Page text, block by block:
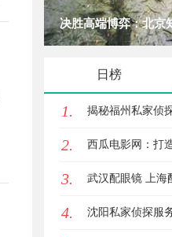
决胜高端博弈：北京
日榜
1. 揭秘福州私家侦
服务
2. 西瓜电影网：打
验
3. 武汉配眼镜 上海
4. 沈阳私家侦探服